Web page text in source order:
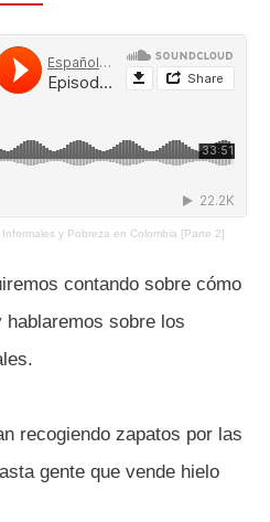
y Pobreza en Colombia [Parte 2]
contando sobre cómo
sobre los
recogiendo zapatos por las
gente que vende hielo